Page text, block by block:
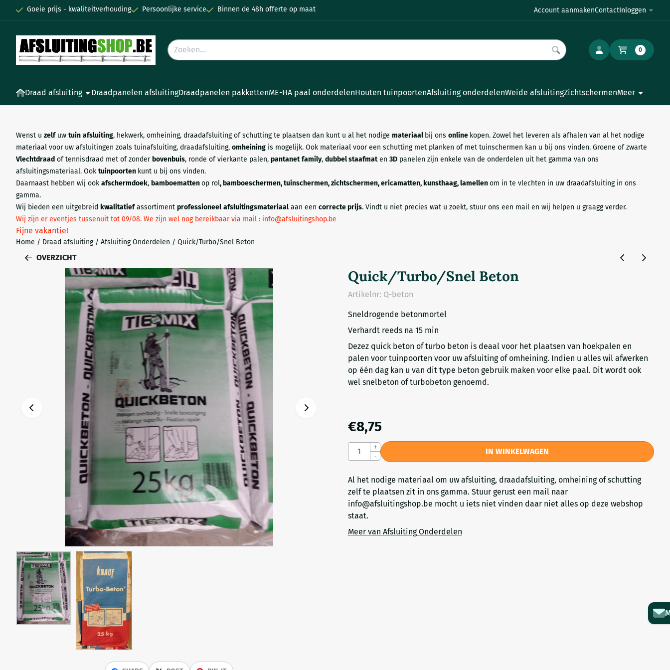
Cookievoorkeuren zijn beschikbaar. Kies instellingen of sta alle cookies toe.
Goeie prijs - kwaliteitverhouding Persoonlijke service Binnen de 48h offerte op maat Account aanmakenContactInloggen
Zoeken
0
Draad afsluiting Draadpanelen afsluitingDraadpanelen pakkettenME-HA paal onderdelenHouten tuinpoortenAfsluiting onderdelenWeide afsluitingZichtschermenMeer
Wenst u zelfuw tuin afsluiting, hekwerk, omheining, draadafsluiting of schutting te plaatsen dan kunt u al het nodige materiaal bij ons online kopen. Zowel het leveren als afhalen van al het nodige
materiaal voor uw afsluitingen zoals tuinafsluiting, draadafsluiting, omheining is mogelijk. Ook materiaal voor een schutting met planken of met tuinschermen kan u bij ons vinden. Groene of zwarte
Vlechtdraad of tennisdraad met of zonder bovenbuis, ronde of vierkante palen, pantanet family, dubbel staafmaten 3D panelen zijn enkele van de onderdelen uit het gamma van ons
afsluitingsmateriaal. Ook tuinpoorten kunt u bij ons vinden.
Daarnaast hebben wij ook afschermdoek, bamboemattenop rol, bamboeschermen, tuinschermen, zichtschermen, ericamatten, kunsthaag, lamellenom in te vlechten in uw draadafsluiting in ons
gamma.
Wij bieden een uitgebreid kwalitatiefassortiment professioneel afsluitingsmateriaal aan een correcte prijs. Vindt u niet precies wat u zoekt, stuur ons een mail en wij helpen u graagg verder.
Wij zijn er eventjes tussenuit tot 09/08. We zijn wel nog bereikbaar via mail : info@afsluitingshop.be
Fijne vakantie!
Home / Draad afsluiting / Afsluiting Onderdelen / Quick/Turbo/Snel Beton
OVERZICHT
Quick/Turbo/Snel Beton
Artikelnr: Q-beton
Sneldrogende betonmortel
Verhardt reeds na 15 min
Dezez quick beton of turbo beton is deaal voor het plaatsen van hoekpalen en
palen voor tuinpoorten voor uw afsluiting of omheining. Indien u alles wil afwerken
op één dag kan u van dit type beton gebruik maken voor elke paal. Dit wordt ook
wel snelbeton of turbobeton genoemd.
€8,75
Aantal
+
-
IN WINKELWAGEN
Al het nodige materiaal om uw afsluiting, draadafsluiting, omheining of schutting
zelf te plaatsen zit in ons gamma. Stuur gerust een mail naar
info@afsluitingshop.be mocht u iets niet vinden daar niet alles op deze webshop
staat.
Meer van Afsluiting Onderdelen